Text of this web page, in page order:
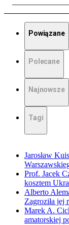
Powiązane
Polecane
Najnowsze
Tagi
Jarosław
Prof. Jacek
kosztem
Alberto
Zagroziła jej
Marek A.
amatorskiej